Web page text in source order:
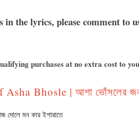
the lyrics, please comment to
purchases at no extra cost to
Asha Bhosle | আশা ভোঁসলের
মন কার ইশারাতে